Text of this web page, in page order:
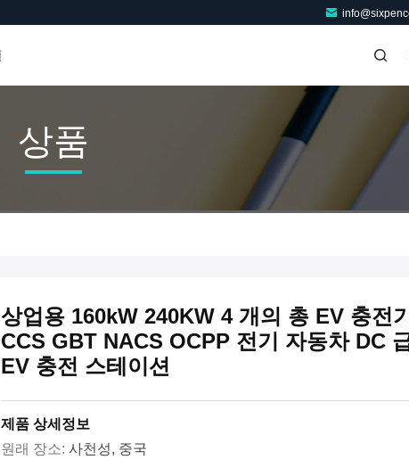
상품
상업용 160kW 240KW 4 개의 총 EV 충전
CCS GBT NACS OCPP 전기 자동차 DC
EV 충전 스테이션
제품 상세정보
원래 장소: 사천성, 중국